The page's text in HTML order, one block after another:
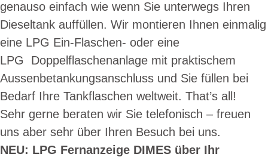
genauso einfach wie wenn Sie unterwegs Ihren
Dieseltank auffüllen. Wir montieren Ihnen einmalig
eine LPG Ein-Flaschen- oder eine
LPG Doppelflaschenanlage mit praktischem
Aussenbetankungsanschluss und Sie füllen bei
Bedarf Ihre Tankflaschen weltweit. That’s all!
Sehr gerne beraten wir Sie telefonisch – freuen
uns aber sehr über Ihren Besuch bei uns.
NEU: LPG Fernanzeige DIMES über Ihr